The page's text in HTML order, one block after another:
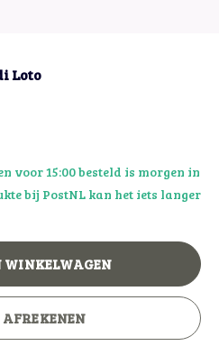
Loto
voor 15:00 besteld is morgen in
bij PostNL kan het iets langer
WINKELWAGEN